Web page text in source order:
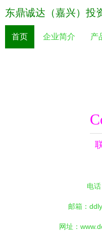
东鼎诚达（嘉兴）投
首页 企业简介 产
电
邮箱：
网址：